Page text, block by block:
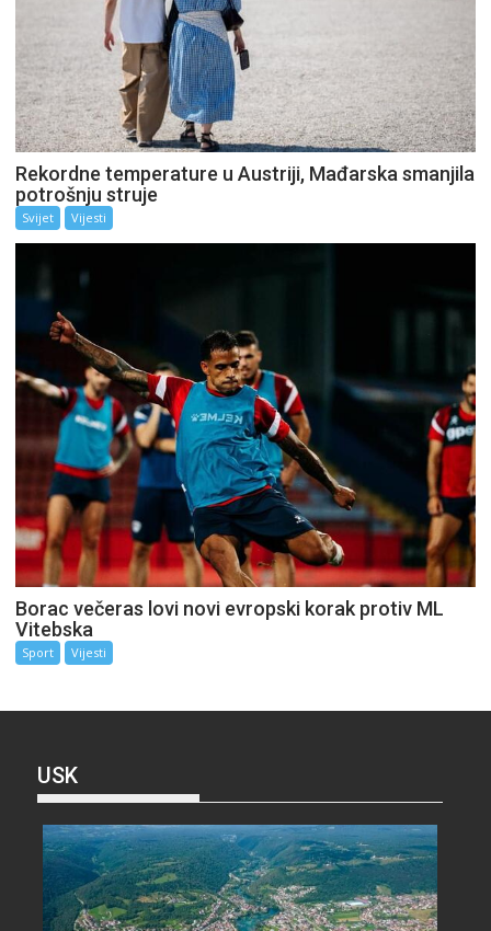
Rekordne temperature u Austriji, Mađarska smanjila
potrošnju struje
Svijet Vijesti
Borac večeras lovi novi evropski korak protiv ML
Vitebska
Sport Vijesti
USK